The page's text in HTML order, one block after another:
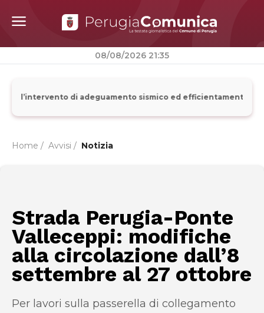
08/08/2026 21:35
l’intervento di adeguamento sismico ed efficientamento
Home / Avvisi / Notizia
Strada Perugia-Ponte
Valleceppi: modifiche
alla circolazione dall’8
settembre al 27 ottobre
Per lavori sulla passerella di collegamento